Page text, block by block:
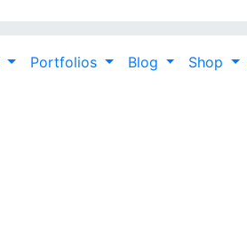
Portfolios Blog Shop